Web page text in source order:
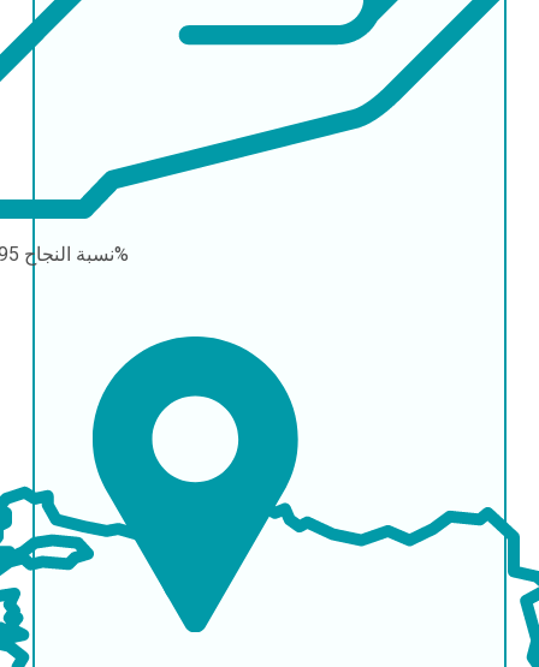
نسبة النجاح95-98%